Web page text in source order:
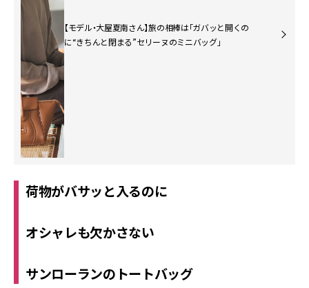
【モデル・大屋夏南さん】旅の相棒は「ガバッと開くの
に“きちんと閉まる”セリーヌのミニバッグ」
荷物がバサッと入るのに
オシャレも欠かさない
サンローランのトートバッグ